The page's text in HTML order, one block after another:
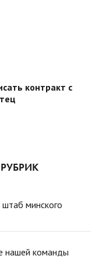
контракт с
минского
нашей команды